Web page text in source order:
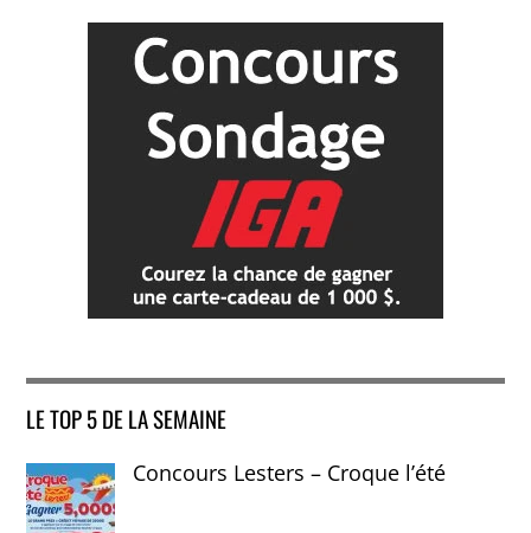
LE TOP 5 DE LA SEMAINE
Concours Lesters – Croque l’été